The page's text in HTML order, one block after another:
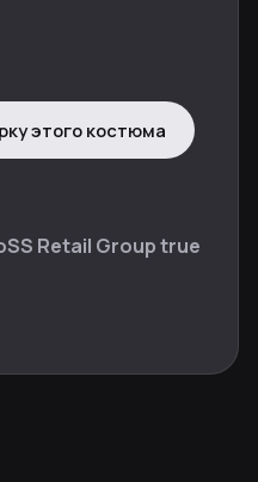
этого костюма
Retail Group true